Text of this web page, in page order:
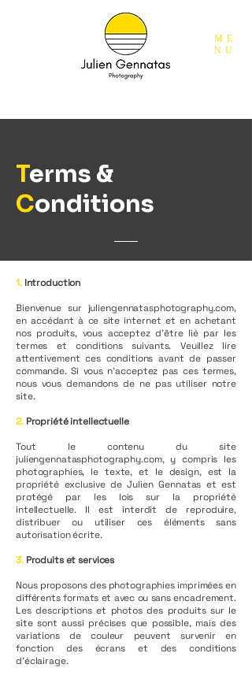
ME
NU
Terms &
Conditions
1.Introduction
Bienvenue sur juliengennatasphotography.com,
en accédant à ce site internet et en achetant
nos produits, vous acceptez d’être lié par les
termes et conditions suivants. Veuillez lire
attentivement ces conditions avant de passer
commande. Si vous n’acceptez pas ces termes,
nous vous demandons de ne pas utiliser notre
site.
2.Propriété intellectuelle
Tout le contenu du site
juliengennatasphotography.com, y compris les
photographies, le texte, et le design, est la
propriété exclusive de Julien Gennatas et est
protégé par les lois sur la propriété
intellectuelle. Il est interdit de reproduire,
distribuer ou utiliser ces éléments sans
autorisation écrite.
3.Produits et services
Nous proposons des photographies imprimées en
différents formats et avec ou sans encadrement.
Les descriptions et photos des produits sur le
site sont aussi précises que possible, mais des
variations de couleur peuvent survenir en
fonction des écrans et des conditions
d’éclairage.